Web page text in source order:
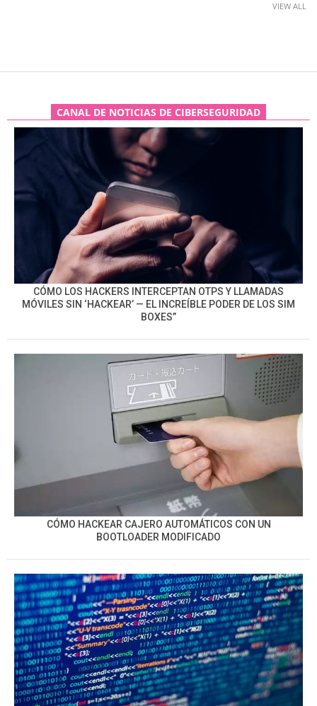
VIEW ALL
CANAL DE NOTICIAS DE CIBERSEGURIDAD
CÓMO LOS HACKERS INTERCEPTAN OTPS Y LLAMADAS
MÓVILES SIN ‘HACKEAR’ — EL INCREÍBLE PODER DE LOS SIM
BOXES”
CÓMO HACKEAR CAJERO AUTOMÁTICOS CON UN
BOOTLOADER MODIFICADO